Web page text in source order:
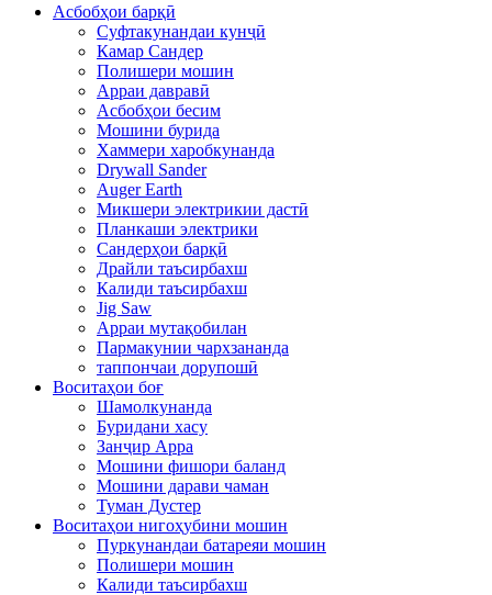
Асбобҳои барқӣ
Суфтакунандаи кунҷӣ
Камар Сандер
Полишери мошин
Арраи давравӣ
Асбобҳои бесим
Мошини бурида
Хаммери харобкунанда
Drywall Sander
Auger Earth
Микшери электрикии дастӣ
Планкаши электрики
Сандерҳои барқӣ
Драйли таъсирбахш
Калиди таъсирбахш
Jig Saw
Арраи мутақобилан
Пармакунии чархзананда
таппончаи дорупошӣ
Воситаҳои боғ
Шамолкунанда
Буридани хасу
Занҷир Арра
Мошини фишори баланд
Мошини дарави чаман
Туман Дустер
Воситаҳои нигоҳубини мошин
Пуркунандаи батареяи мошин
Полишери мошин
Калиди таъсирбахш